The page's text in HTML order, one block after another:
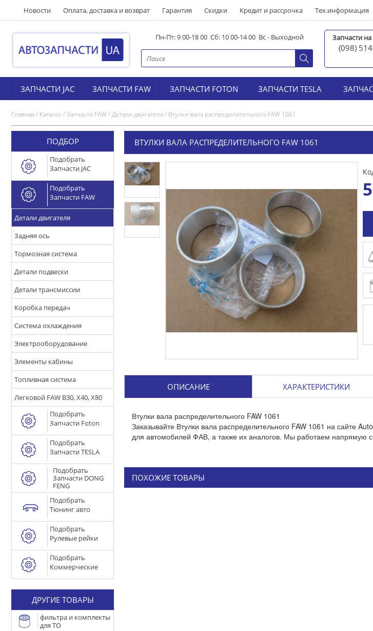
Новости Оплата, доставка и возврат Гарантия Скидки Кредит и рассрочка Тех.информация
Пн-Пт: 9 00-18 00 Сб: 10 00-14 00 Вс - Выходной Запчасти
(098)
ЗАПЧАСТИ JAC ЗАПЧАСТИ FAW ЗАПЧАСТИ FOTON ЗАПЧАСТИ TESLA
Главная/ Каталог/Запчасти FAW/Детали двигателя/ Втулки вала распределительного FAW 1061
ПОДБОР
Подобрать
Запчасти JAC
Подобрать
Запчасти FAW
Детали двигателя
Задняя ось
Тормозная система
Детали подвески
Детали трансмиссии
Коробка передач
Система охлаждения
Электрооборудование
Элементы кабины
Топливная система
Легковой FAW B30, X40, X80
Подобрать
Запчасти Foton
Подобрать
Запчасти TESLA
Подобрать
Запчасти DONG
FENG
Подобрать
Тюнинг авто
Подобрать
Рулевые рейки
Подобрать
Коммерческие
ДРУГИЕ ТОВАРЫ
фильтра и комплекты
для ТО
ВТУЛКИ ВАЛА РАСПРЕДЕЛИТЕЛЬНОГО FAW 1061
ОПИСАНИЕ ХАРАКТЕРИСТИКИ
Втулки вала распределительного FAW 1061
Заказывайте Втулки вала распределительного FAW 1061 на сайте
для автомобилей ФАВ, а также их аналогов. Мы работаем напрямую с
ПОХОЖИЕ ТОВАРЫ